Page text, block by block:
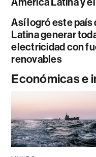
Así logró este país
Latina generar
electricidad con
renovables
Económicas e